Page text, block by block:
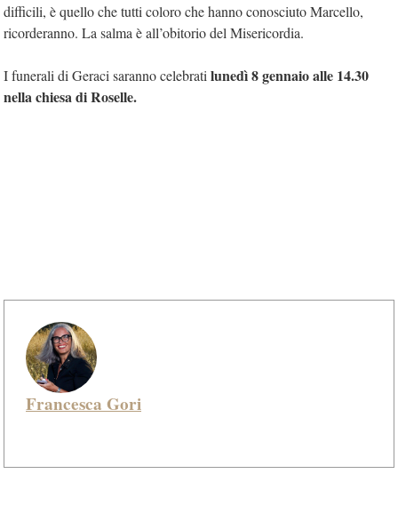
difficili, è quello che tutti coloro che hanno conosciuto Marcello,
ricorderanno. La salma è all’obitorio del Misericordia.
I funerali di Geraci saranno celebrati lunedì 8 gennaio alle 14.30
nella chiesa di Roselle.
Francesca Gori